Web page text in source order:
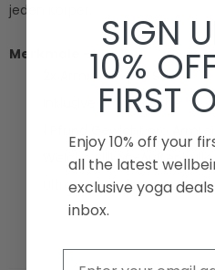
jeden Körper.
Merkmale -
2x Armreifen pro Set
Inklusive Tragetasche
Weiche Silikon-Außenhülle
Ultrastarker Klettverschluss
SIGN
10%
FIRST
Enjoy 10% off your
all the latest
exclusive yoga
inbox.